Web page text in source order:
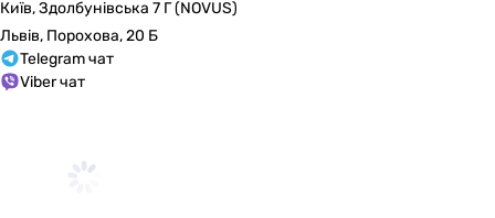
Київ, Здолбунівська 7 Г (NOVUS)
Львів, Порохова, 20 Б
Telegram чат
Viber чат